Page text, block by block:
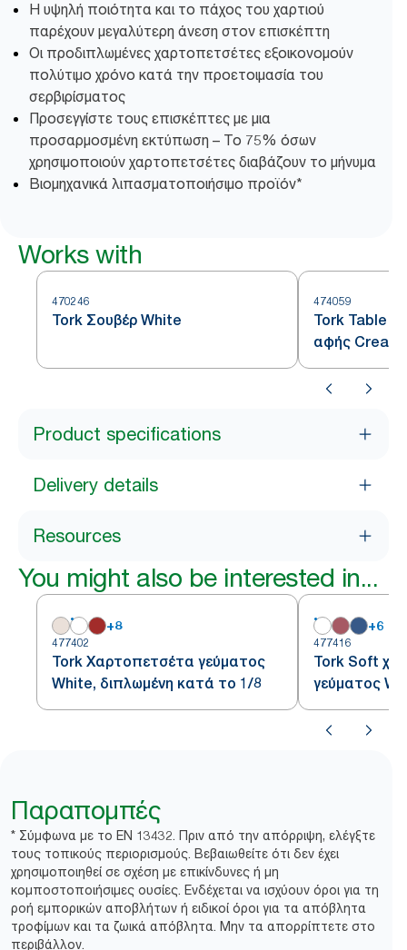
Η υψηλή ποιότητα και το πάχος του χαρτιού
παρέχουν μεγαλύτερη άνεση στον επισκέπτη
Οι προδιπλωμένες χαρτοπετσέτες εξοικονομούν
πολύτιμο χρόνο κατά την προετοιμασία του
σερβιρίσματος
Προσεγγίστε τους επισκέπτες με μια
προσαρμοσμένη εκτύπωση – Το 75% όσων
χρησιμοποιούν χαρτοπετσέτες διαβάζουν το μήνυμα
Βιομηχανικά λιπασματοποιήσιμο προϊόν*
Works with
470246
Tork Σουβέρ White
474059
Tork Table
αφής Cream
Product specifications
Delivery details
Resources
You might also be interested in...
+8
477402
Tork Χαρτοπετσέτα γεύματος
White, διπλωμένη κατά το 1/8
+6
477416
Tork Soft
γεύματος
κατά το 1/8
Παραπομπές
* Σύμφωνα με το EN 13432. Πριν από την απόρριψη, ελέγξτε
τους τοπικούς περιορισμούς. Βεβαιωθείτε ότι δεν έχει
χρησιμοποιηθεί σε σχέση με επικίνδυνες ή μη
κομποστοποιήσιμες ουσίες. Ενδέχεται να ισχύουν όροι για τη
ροή εμπορικών αποβλήτων ή ειδικοί όροι για τα απόβλητα
τροφίμων και τα ζωικά απόβλητα. Μην τα απορρίπτετε στο
περιβάλλον.​